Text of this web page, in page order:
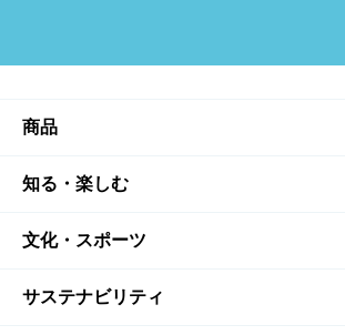
商品
商品TOP
商品一覧
商品発売情報
知る・楽しむ
知る・楽しむTOP
キャンペーン
文化・スポーツ
文化・スポーツTOP
サステナビリティ